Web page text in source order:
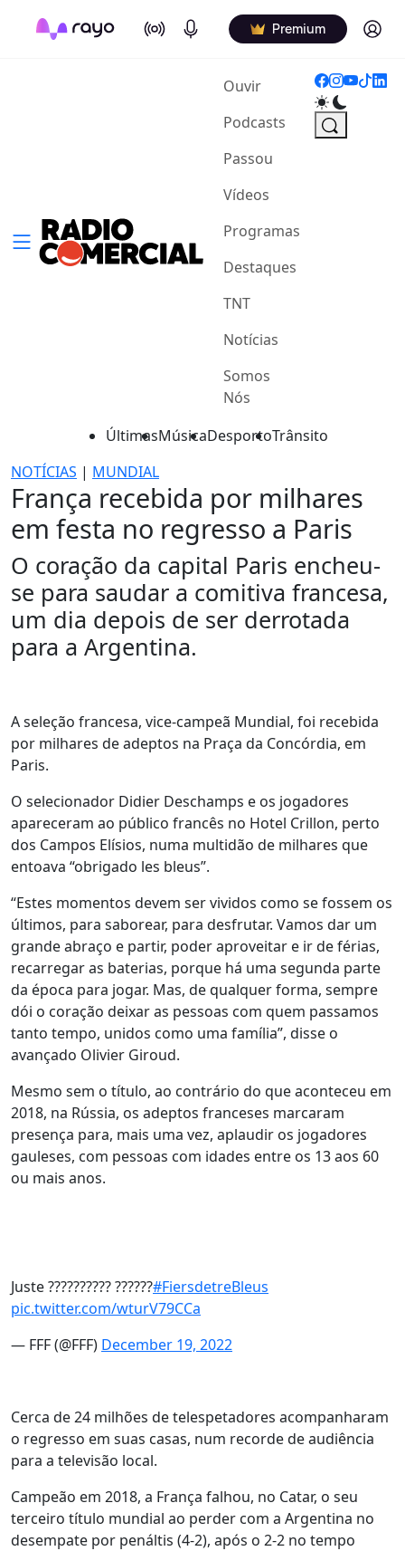
On Air Podcasts Premium Log in
Ouvir(current)
Podcasts
Passou
Vídeos
Programas
Destaques
TNT
Notícias
Somos
Nós
ÚltimasMúsicaDesportoTrânsito
NOTÍCIAS | MUNDIAL
França recebida por milhares
em festa no regresso a Paris
O coração da capital Paris encheu-
se para saudar a comitiva francesa,
um dia depois de ser derrotada
para a Argentina.
A seleção francesa, vice-campeã Mundial, foi recebida
por milhares de adeptos na Praça da Concórdia, em
Paris.
O selecionador Didier Deschamps e os jogadores
apareceram ao público francês no Hotel Crillon, perto
dos Campos Elísios, numa multidão de milhares que
entoava “obrigado les bleus”.
“Estes momentos devem ser vividos como se fossem os
últimos, para saborear, para desfrutar. Vamos dar um
grande abraço e partir, poder aproveitar e ir de férias,
recarregar as baterias, porque há uma segunda parte
da época para jogar. Mas, de qualquer forma, sempre
dói o coração deixar as pessoas com quem passamos
tanto tempo, unidos como uma família”, disse o
avançado Olivier Giroud.
Mesmo sem o título, ao contrário do que aconteceu em
2018, na Rússia, os adeptos franceses marcaram
presença para, mais uma vez, aplaudir os jogadores
gauleses, com pessoas com idades entre os 13 aos 60
ou mais anos.
Juste ?????????? ??????#FiersdetreBleus
pic.twitter.com/wturV79CCa
— FFF (@FFF) December 19, 2022
Cerca de 24 milhões de telespetadores acompanharam
o regresso em suas casas, num recorde de audiência
para a televisão local.
Campeão em 2018, a França falhou, no Catar, o seu
terceiro título mundial ao perder com a Argentina no
desempate por penáltis (4-2), após o 2-2 no tempo